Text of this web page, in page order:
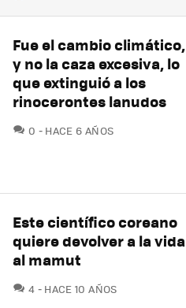
Fue el cambio climático,
y no la caza excesiva, lo
que extinguió a los
rinocerontes lanudos
0 COMENTARIOS
HACE 6 AÑOS
Este científico coreano
quiere devolver a la vida
al mamut
4 COMENTARIOS
HACE 10 AÑOS